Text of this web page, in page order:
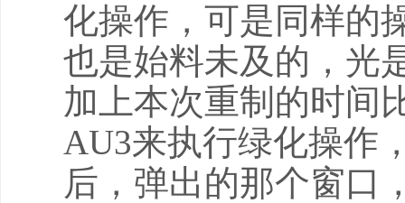
化操作，可是同样的
也是始料未及的，光
加上本次重制的时间
AU3来执行绿化操作
后，弹出的那个窗口